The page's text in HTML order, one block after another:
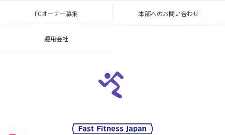
FCオーナー募集 本部へのお問い合わせ
運用会社